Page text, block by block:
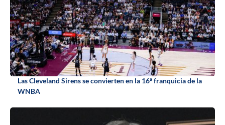
Las Cleveland Sirens se convierten en la 16ª franquicia de la
WNBA